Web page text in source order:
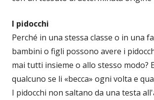
I pidocchi
Perché in una stessa classe o in una
bambini o figli possono avere i
mai tutti insieme o allo stesso modo?
qualcuno se li «becca» ogni volta e
I pidocchi non saltano da una testa